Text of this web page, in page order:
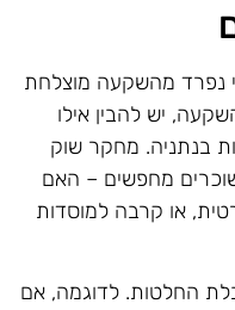
נפרד מהשקעה מוצלחת
יש להבין אילו
בנתניה. מחקר שוק
מחפשים – האם
או קרבה למוסדות
החלטות. לדוגמה, אם